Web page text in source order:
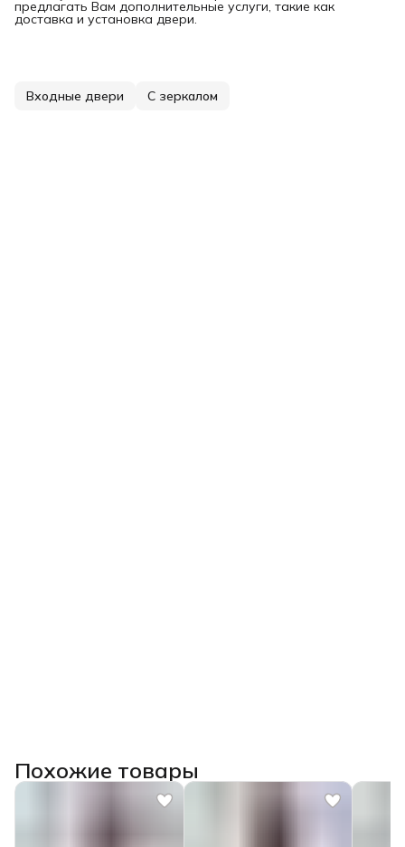
предлагать Вам дополнительные услуги, такие как
доставка и установка двери.
Входные двери С зеркалом
Похожие товары